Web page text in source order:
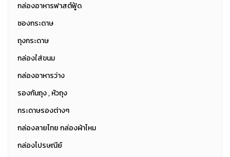
กล่องอาหารฟาสต์ฟู้ด
ซองกระดาษ
ถุงกระดาษ
กล่องใส่ขนม
กล่องอาหารว่าง
รองกันถุง , หัวถุง
กระดาษรองต่างๆ
กล่องลายไทย กล่องผ้าไหม
กล่องไปรษณีย์